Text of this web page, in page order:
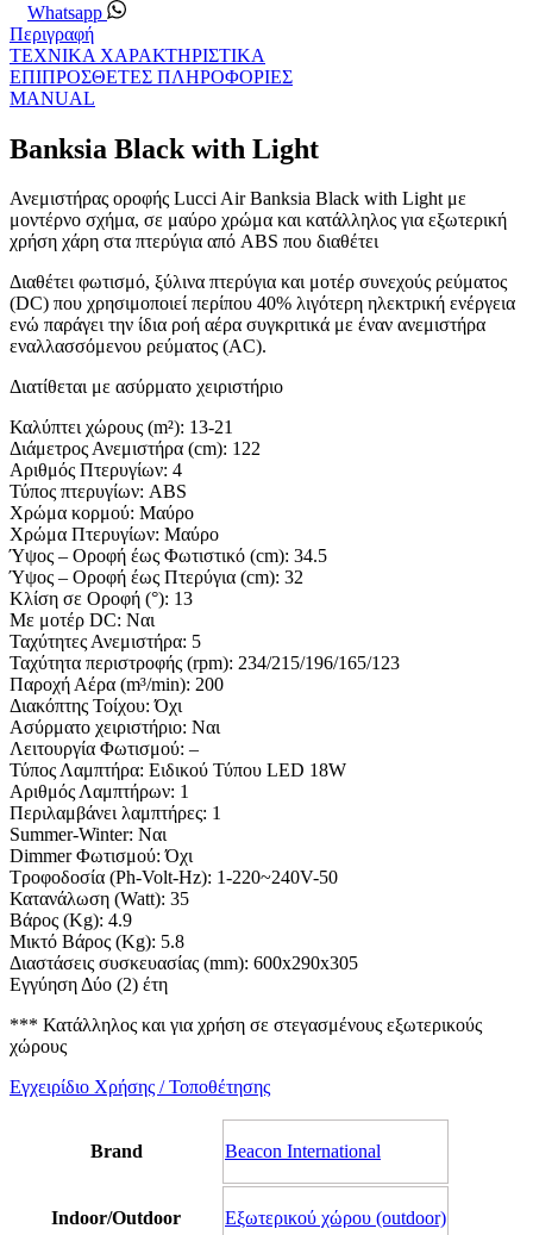
Whatsapp
Περιγραφή
ΤΕΧΝΙΚΑ ΧΑΡΑΚΤΗΡΙΣΤΙΚΑ
ΕΠΙΠΡΟΣΘΕΤΕΣ ΠΛΗΡΟΦΟΡΙΕΣ
MANUAL
Banksia Black with Light
Ανεμιστήρας οροφής Lucci Air Banksia Black with Light με
μοντέρνο σχήμα, σε μαύρο χρώμα και κατάλληλος για εξωτερική
χρήση χάρη στα πτερύγια από ABS που διαθέτει
Διαθέτει φωτισμό, ξύλινα πτερύγια και μοτέρ συνεχούς ρεύματος
(DC) που χρησιμοποιεί περίπου 40% λιγότερη ηλεκτρική ενέργεια
ενώ παράγει την ίδια ροή αέρα συγκριτικά με έναν ανεμιστήρα
εναλλασσόμενου ρεύματος (AC).
Διατίθεται με ασύρματο χειριστήριο
Καλύπτει χώρους (m²): 13-21
Διάμετρος Ανεμιστήρα (cm): 122
Αριθμός Πτερυγίων: 4
Τύπος πτερυγίων: ABS
Χρώμα κορμού: Μαύρο
Χρώμα Πτερυγίων: Μαύρο
Ύψος – Οροφή έως Φωτιστικό (cm): 34.5
Ύψος – Οροφή έως Πτερύγια (cm): 32
Κλίση σε Οροφή (°): 13
Με μοτέρ DC: Ναι
Ταχύτητες Ανεμιστήρα: 5
Ταχύτητα περιστροφής (rpm): 234/215/196/165/123
Παροχή Αέρα (m³/min): 200
Διακόπτης Τοίχου: Όχι
Ασύρματο χειριστήριο: Ναι
Λειτουργία Φωτισμού: –
Τύπος Λαμπτήρα: Ειδικού Τύπου LED 18W
Αριθμός Λαμπτήρων: 1
Περιλαμβάνει λαμπτήρες: 1
Summer-Winter: Ναι
Dimmer Φωτισμού: Όχι
Τροφοδοσία (Ph-Volt-Hz): 1-220~240V-50
Κατανάλωση (Watt): 35
Βάρος (Kg): 4.9
Μικτό Βάρος (Kg): 5.8
Διαστάσεις συσκευασίας (mm): 600x290x305
Εγγύηση Δύο (2) έτη
*** Κατάλληλος και για χρήση σε στεγασμένους εξωτερικούς
χώρους
Εγχειρίδιο Χρήσης / Τοποθέτησης
Brand Beacon International
Indoor/Outdoor Εξωτερικού χώρου (outdoor)